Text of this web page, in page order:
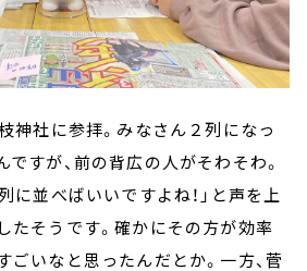
神社に参拝。みなさん２列になっ
すが、前の背広の人がそわそわ。
に並べばいいですよね！」と声を上
たそうです。確かにその方が効率
いなと思ったんだとか。一方、菅